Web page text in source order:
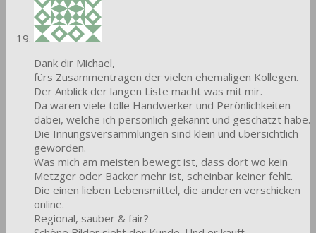
Dank dir Michael,
fürs Zusammentragen der vielen ehemaligen Kollegen.
Der Anblick der langen Liste macht was mit mir.
Da waren viele tolle Handwerker und Perönlichkeiten
dabei, welche ich persönlich gekannt und geschätzt habe.
Die Innungsversammlungen sind klein und übersichtlich
geworden.
Was mich am meisten bewegt ist, dass dort wo kein
Metzger oder Bäcker mehr ist, scheinbar keiner fehlt.
Die einen lieben Lebensmittel, die anderen verschicken
online.
Regional, sauber & fair?